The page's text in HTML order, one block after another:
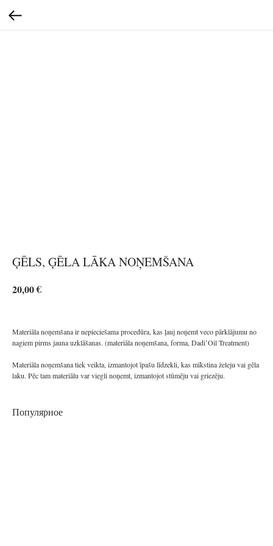
ĢĒLS, ĢĒLA LĀKA NOŅEMŠANA
20,00€
Materiāla noņemšana ir nepieciešama procedūra, kas ļauj noņemt veco pārklājumu no
nagiem pirms jauna uzklāšanas. (materiāla noņemšana, forma, Dadi’Oil Treatment)
Materiāla noņemšana tiek veikta, izmantojot īpašu līdzekli, kas mīkstina želeju vai gēla
laku. Pēc tam materiālu var viegli noņemt, izmantojot stūmēju vai griezēju.
Популярное